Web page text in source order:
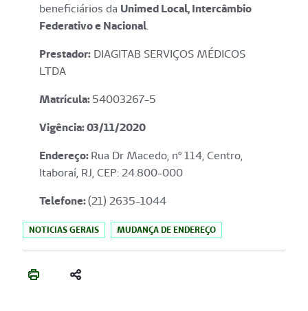
beneficiários da Unimed Local, Intercâmbio
Federativo e Nacional.
Prestador: DIAGITAB SERVIÇOS MÉDICOS
LTDA
Matrícula:54003267-5
Vigência: 03/11/2020
Endereço:Rua Dr Macedo, nº 114, Centro,
Itaboraí, RJ, CEP: 24.800-000
Telefone:(21) 2635-1044
NOTICIAS GERAIS MUDANÇA DE ENDEREÇO